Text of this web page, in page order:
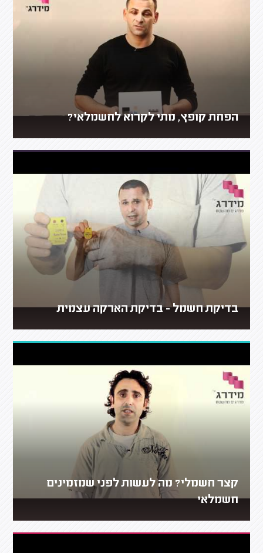
הפחת קופץ, מתי לקרוא לחשמלאי?
בדיקת חשמל - בדיקת הארקה עצמית
קצר חשמלי? מה לעשות לפני שמזמינים
חשמלאי